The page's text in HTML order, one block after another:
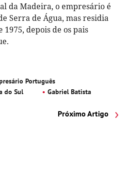
da Madeira, o empresário é
Serra de Água, mas residia
depois de os pais
Português
do Sul Gabriel Batista
Próximo Artigo